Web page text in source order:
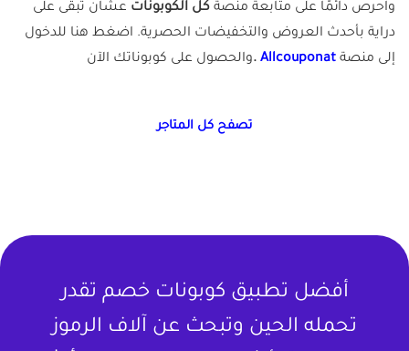
واحرص دائمًا على متابعة منصة كل الكوبونات عشان تبقى على
دراية بأحدث العروض والتخفيضات الحصرية. اضغط هنا للدخول
إلى منصة Allcouponat
.والحصول على كوبوناتك الآن
تصفح كل المتاجر
أفضل تطبيق كوبونات خصم تقدر
تحمله الحين وتبحث عن آلاف الرموز